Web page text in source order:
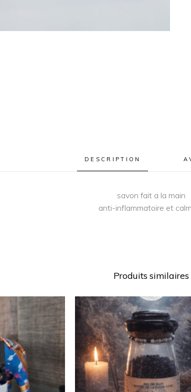
DESCRIPTION
savon fait a la main
anti-inflammatoire et
Produits similaires